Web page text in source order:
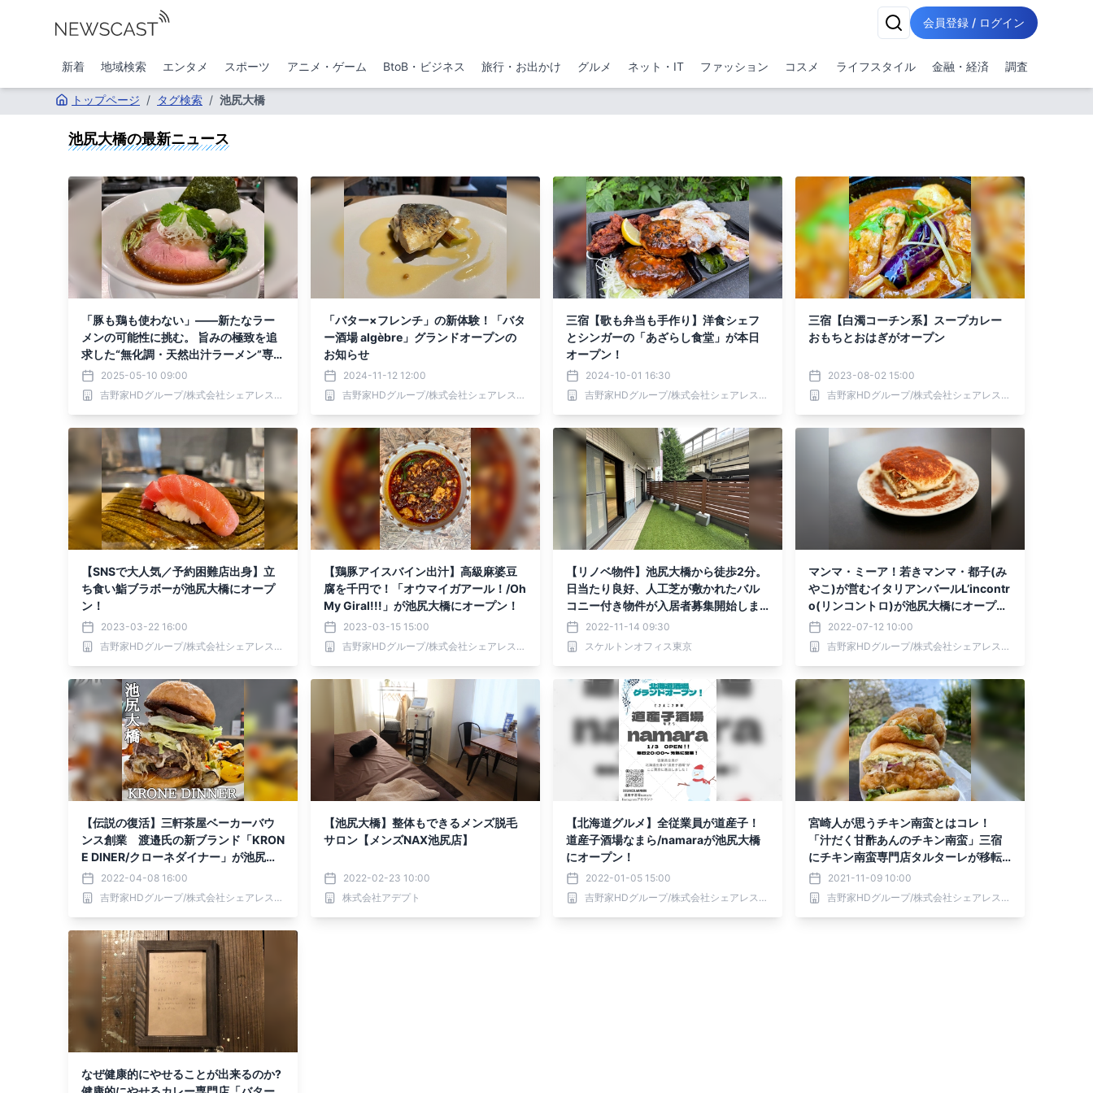
会員登録 / ログイン
新着 地域検索 エンタメ スポーツ アニメ・ゲーム BtoB・ビジネス 旅行・お出かけ グルメ ネット・IT ファッション コスメ ライフスタイル 金融・経済 調査
トップページ / タグ検索 / 池尻大橋
池尻大橋の最新ニュース
「豚も鶏も使わない」――新たなラー
メンの可能性に挑む。 旨みの極致を追
求した“無化調・天然出汁ラーメン”専門
店が三宿に登場
2025-05-10 09:00
吉野家HDグループ/株式会社シェアレストラン
「バター×フレンチ」の新体験！「バタ
ー酒場 algèbre」グランドオープンの
お知らせ
2024-11-12 12:00
吉野家HDグループ/株式会社シェアレストラン
三宿【歌も弁当も手作り】洋食シェフ
とシンガーの「あざらし食堂」が本日
オープン！
2024-10-01 16:30
吉野家HDグループ/株式会社シェアレストラン
三宿【白濁コーチン系】スープカレー
おもちとおはぎがオープン
2023-08-02 15:00
吉野家HDグループ/株式会社シェアレストラン
【SNSで大人気／予約困難店出身】立
ち食い鮨ブラボーが池尻大橋にオープ
ン！
2023-03-22 16:00
吉野家HDグループ/株式会社シェアレストラン
【鶏豚アイスバイン出汁】高級麻婆豆
腐を千円で！「オウマイガアール！/Oh
My Giral!!!」が池尻大橋にオープン！
2023-03-15 15:00
吉野家HDグループ/株式会社シェアレストラン
【リノベ物件】池尻大橋から徒歩2分。
日当たり良好、人工芝が敷かれたバル
コニー付き物件が入居者募集開始しま
した！2022-11-14 09:30
スケルトンオフィス東京
マンマ・ミーア！若きマンマ・都子(み
やこ)が営むイタリアンバールL’incontr
o(リンコントロ)が池尻大橋にオープ
ン！2022-07-12 10:00
吉野家HDグループ/株式会社シェアレストラン
【伝説の復活】三軒茶屋ベーカーバウ
ンス創業 渡邉氏の新ブランド「KRON
E DINER/クローネダイナー」が池尻大
橋にオープン！
2022-04-08 16:00
吉野家HDグループ/株式会社シェアレストラン
【池尻大橋】整体もできるメンズ脱毛
サロン【メンズNAX池尻店】
2022-02-23 10:00
株式会社アデプト
【北海道グルメ】全従業員が道産子！
道産子酒場なまら/namaraが池尻大橋
にオープン！
2022-01-05 15:00
吉野家HDグループ/株式会社シェアレストラン
宮崎人が思うチキン南蛮とはコレ！
「汁だく甘酢あんのチキン南蛮」三宿
にチキン南蛮専門店タルターレが移転
オープン！！
2021-11-09 10:00
吉野家HDグループ/株式会社シェアレストラン
なぜ健康的にやせることが出来るのか?